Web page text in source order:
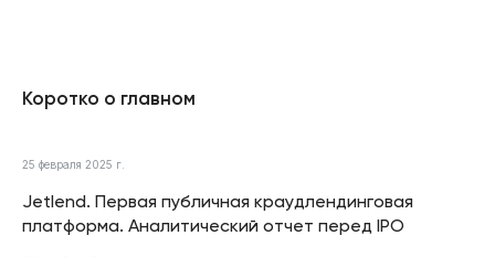
Коротко о главном
25 февраля 2025 г.
Jetlend. Первая публичная краудлендинговая
платформа. Аналитический отчет перед IPO